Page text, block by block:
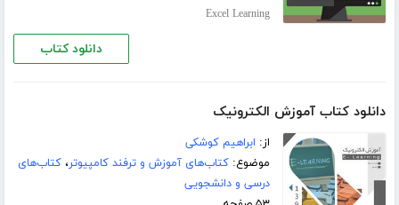
Excel Learning
دانلود کتاب
دانلود کتاب آموزش الکترونیک
از: ابراهیم کوشکی
موضوع:کتاب‌های آموزش و ترفند کامپیوتر،کتاب‌های
درسی و دانشجویی